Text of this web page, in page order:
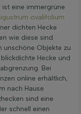
ist eine immergrüne
ovalifolium
dichten Hecke
wie diese sind
unschöne Objekte zu
Hecke und
Bei
online erhältlich,
nach Hause
sind eine
schnell einen